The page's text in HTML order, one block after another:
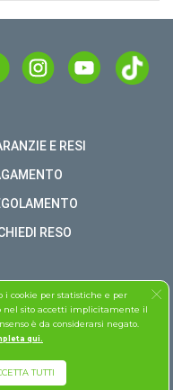
E RESI
RESO
02979990609
i cookie per statistiche e per
nel sito accetti implicitamente il
è da considerarsi negato.
qui.
TUTTI